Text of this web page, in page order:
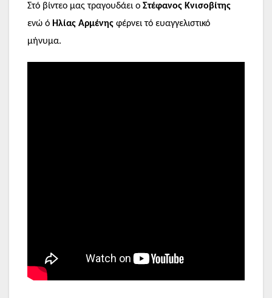
Στό βίντεο μας τραγουδάει ο Στέφανος Κνισοβίτης
ενώ ό Ηλίας Αρμένης φέρνει τό ευαγγελιστικό
μήνυμα.